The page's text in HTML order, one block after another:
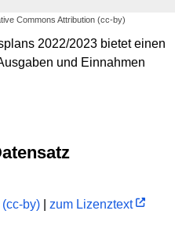
Commons Attribution (cc-by)
2022/2023 bietet einen
und Einnahmen
by)
zum Lizenztext